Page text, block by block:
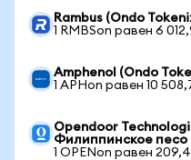
Rambus (Ondo
1 RMBSon равен 6
Amphenol (Ondo
1 APHon равен 10
Opendoor
Филиппинское песо
1 OPENon равен